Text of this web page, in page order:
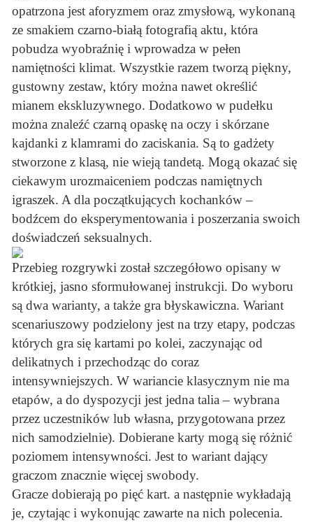
opatrzona jest aforyzmem oraz zmysłową, wykonaną
ze smakiem czarno-białą fotografią aktu, która
pobudza wyobraźnię i wprowadza w pełen
namiętności klimat. Wszystkie razem tworzą piękny,
gustowny zestaw, który można nawet określić
mianem ekskluzywnego. Dodatkowo w pudełku
można znaleźć czarną opaskę na oczy i skórzane
kajdanki z klamrami do zaciskania. Są to gadżety
stworzone z klasą, nie wieją tandetą. Mogą okazać się
ciekawym urozmaiceniem podczas namiętnych
igraszek. A dla początkujących kochanków –
bodźcem do eksperymentowania i poszerzania swoich
doświadczeń seksualnych.
Przebieg rozgrywki został szczegółowo opisany w
krótkiej, jasno sformułowanej instrukcji. Do wyboru
są dwa warianty, a także gra błyskawiczna. Wariant
scenariuszowy podzielony jest na trzy etapy, podczas
których gra się kartami po kolei, zaczynając od
delikatnych i przechodząc do coraz
intensywniejszych. W wariancie klasycznym nie ma
etapów, a do dyspozycji jest jedna talia – wybrana
przez uczestników lub własna, przygotowana przez
nich samodzielnie). Dobierane karty mogą się różnić
poziomem intensywności. Jest to wariant dający
graczom znacznie więcej swobody.
Gracze dobierają po pięć kart. a następnie wykładają
je, czytając i wykonując zawarte na nich polecenia.